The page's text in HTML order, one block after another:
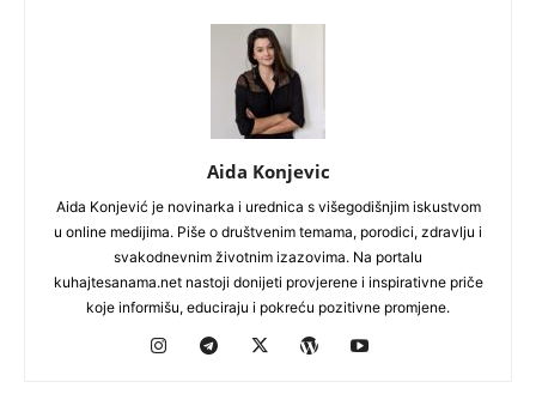
Aida Konjevic
Aida Konjević je novinarka i urednica s višegodišnjim iskustvom
u online medijima. Piše o društvenim temama, porodici, zdravlju i
svakodnevnim životnim izazovima. Na portalu
kuhajtesanama.net nastoji donijeti provjerene i inspirativne priče
koje informišu, educiraju i pokreću pozitivne promjene.